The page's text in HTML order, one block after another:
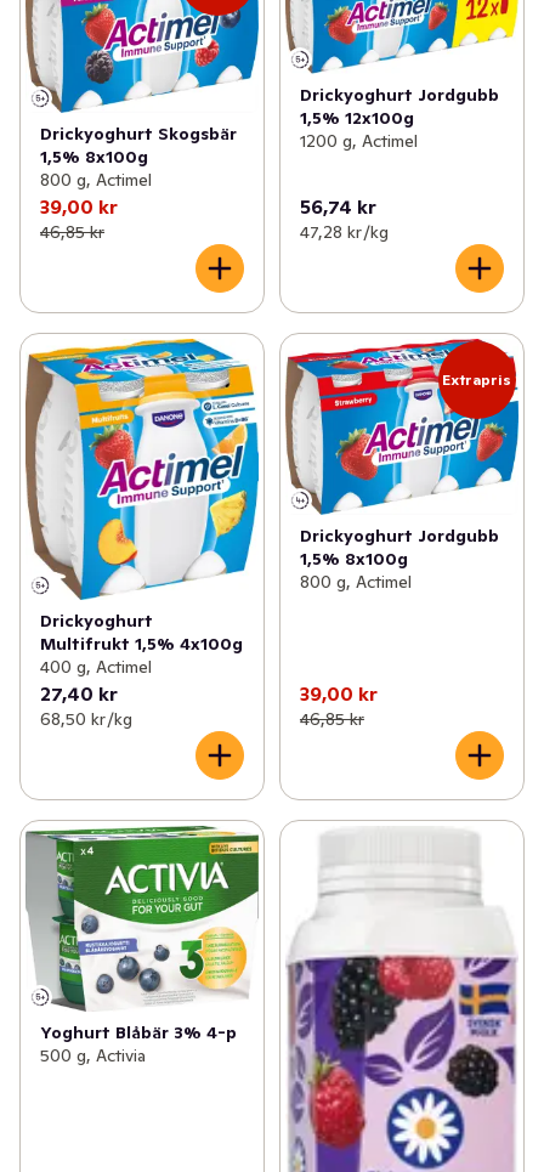
Drickyoghurt Skogsbär
1,5% 8x100g
800 g, Actimel
39,00 kr
46,85 kr
Drickyoghurt Jordgubb
1,5% 12x100g
1200 g, Actimel
56,74 kr
47,28 kr /kg
Drickyoghurt
Multifrukt 1,5% 4x100g
400 g, Actimel
27,40 kr
68,50 kr /kg
Extrapris
Drickyoghurt Jordgubb
1,5% 8x100g
800 g, Actimel
39,00 kr
46,85 kr
Yoghurt Blåbär 3% 4-p
500 g, Activia